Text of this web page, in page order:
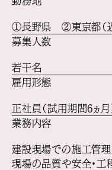
①長野県 ②東京都（
募集人数
若干名
雇用形態
正社員（試用期間6ヵ月
業務内容
建設現場での施工管
現場の品質や安全・工